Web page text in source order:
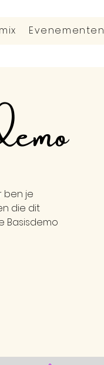
Evenementen
ben je
die dit
Basisdemo